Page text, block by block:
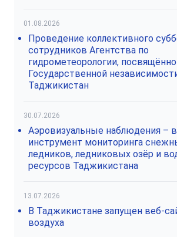
01.08.2026
Проведение коллективного
сотрудников Агентства по
гидрометеорологии,
Государственной
Таджикистан
30.07.2026
Аэровизуальные наблюдения –
инструмент мониторинга
ледников, ледниковых озёр и
ресурсов Таджикистана
13.07.2026
В Таджикистане запущен веб-
воздуха